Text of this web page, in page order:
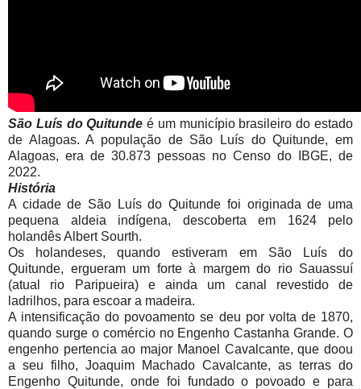
São Luís do Quitunde é um município brasileiro do estado
de Alagoas. A população de São Luís do Quitunde, em
Alagoas, era de 30.873 pessoas no Censo do IBGE, de
2022.
História
A cidade de São Luís do Quitunde foi originada de uma
pequena aldeia indígena, descoberta em 1624 pelo
holandês Albert Sourth.
Os holandeses, quando estiveram em São Luís do
Quitunde, ergueram um forte à margem do rio Sauassuí
(atual rio Paripueira) e ainda um canal revestido de
ladrilhos, para escoar a madeira.
A intensificação do povoamento se deu por volta de 1870,
quando surge o comércio no Engenho Castanha Grande. O
engenho pertencia ao major Manoel Cavalcante, que doou
a seu filho, Joaquim Machado Cavalcante, as terras do
Engenho Quitunde, onde foi fundado o povoado e para